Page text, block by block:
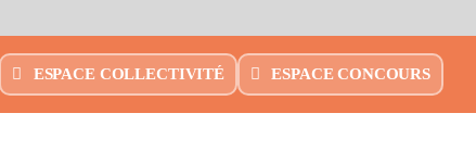
ESPACE COLLECTIVITÉ ESPACE CONCOURS